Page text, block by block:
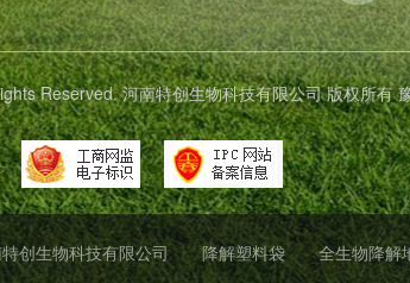
Reserved. 河南特创生物科技有限公司 版权所有
创生物科技有限公司 降解塑料袋 全生物降解